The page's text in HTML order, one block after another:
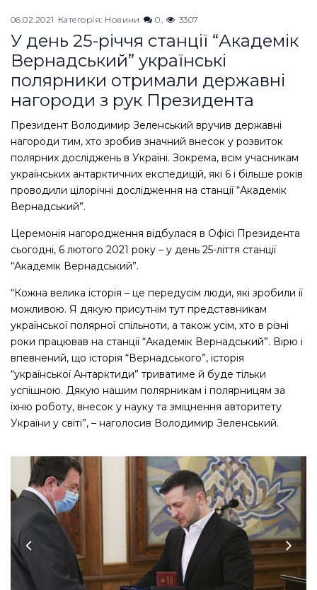
06.02.2021 Категорія: Новини 0 3307
У день 25-річчя станції “Академік
Вернадський” українські
полярники отримали державні
нагороди з рук Президента
Президент Володимир Зеленський вручив державні
нагороди тим, хто зробив значний внесок у розвиток
полярних досліджень в Україні. Зокрема, всім учасникам
українських антарктичних експедицій, які 6 і більше років
проводили цілорічні дослідження на станції “Академік
Вернадський”.
Церемонія нагородження відбулася в Офісі Президента
сьогодні, 6 лютого 2021 року – у день 25-ліття станції
“Академік Вернадський”.
“Кожна велика історія – це передусім люди, які зробили її
можливою. Я дякую присутнім тут представникам
української полярної спільноти, а також усім, хто в різні
роки працював на станції “Академік Вернадський”. Вірю і
впевнений, що історія “Вернадського”, історія
“української Антарктиди” триватиме й буде тільки
успішною. Дякую нашим полярникам і полярницям за
їхню роботу, внесок у науку та зміцнення авторитету
України у світі”, – наголосив Володимир Зеленський.